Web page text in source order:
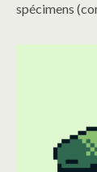
spécimens